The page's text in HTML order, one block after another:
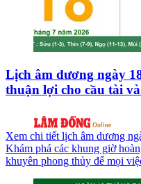
Lịch âm dương ngày
thuận lợi cho cầu tài
Xem chi tiết lịch âm dương
Khám phá các khung giờ
khuyên phong thủy để mọi